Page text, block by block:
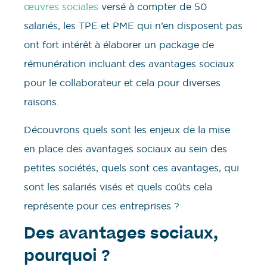
œuvres sociales versé à compter de 50
salariés, les TPE et PME qui n’en disposent pas
ont fort intérêt à élaborer un package de
rémunération incluant des avantages sociaux
pour le collaborateur et cela pour diverses
raisons.
Découvrons quels sont les enjeux de la mise
en place des avantages sociaux au sein des
petites sociétés, quels sont ces avantages, qui
sont les salariés visés et quels coûts cela
représente pour ces entreprises ?
Des avantages sociaux,
pourquoi ?